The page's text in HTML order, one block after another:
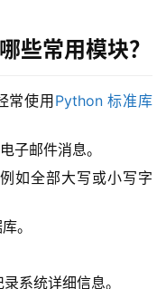
些常用模块？
常使用Python 标准库
子邮件消息。
如全部大写或小写字
。
系统详细信息。